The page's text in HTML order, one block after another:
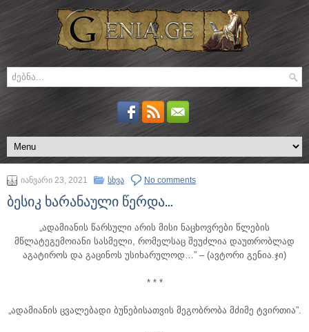
იანვარი 23, 2021 სხვა No comments
ბესიკ ხარანაული წერდა…
„ადამიანის წარსული არის მისი ნაცხოვრები წლების
მწლატეგემოიანი სასმელი, რომელსაც შეუძლია დაუთრობლად
აგატიროს და გაცინოს უსიხარულოდ…” – (ავტორი გენია.ჯი)
* * *
„ადამიანის ცვალებადი ბუნებისათვის მეგობრობა მძიმე ტვირთია”.